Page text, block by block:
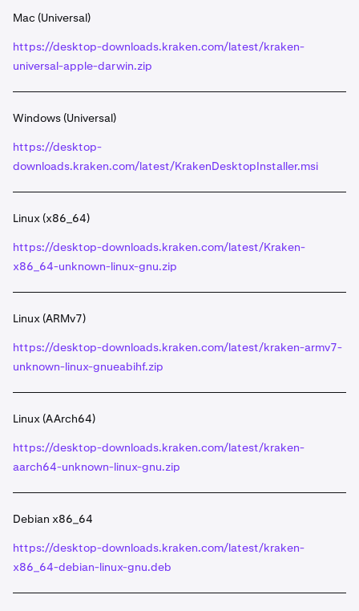
να κάνετε κλικ στο εικονίδιο
να κάνετε κλικ στη λήψη του Kraken Desktop για να
δείτε το αρχείο.
Kraken Desktop θα εγκατασταθεί στο σύστημά σας.
Mac (Universal)
https://desktop-downloads.kraken.com/latest/kraken-
universal-apple-darwin.zip
Windows (Universal)
https://desktop-
downloads.kraken.com/latest/KrakenDesktopInstaller.msi
Linux (x86_64)
https://desktop-downloads.kraken.com/latest/Kraken-
x86_64-unknown-linux-gnu.zip
Linux (ARMv7)
https://desktop-downloads.kraken.com/latest/kraken-armv7-
unknown-linux-gnueabihf.zip
Linux (AArch64)
https://desktop-downloads.kraken.com/latest/kraken-
aarch64-unknown-linux-gnu.zip
Debian x86_64
https://desktop-downloads.kraken.com/latest/kraken-
x86_64-debian-linux-gnu.deb